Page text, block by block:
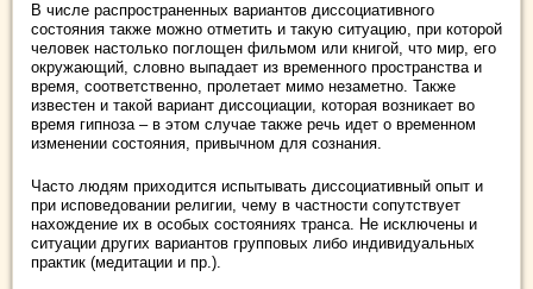
В числе распространенных вариантов диссоциативного
состояния также можно отметить и такую ситуацию, при которой
человек настолько поглощен фильмом или книгой, что мир, его
окружающий, словно выпадает из временного пространства и
время, соответственно, пролетает мимо незаметно. Также
известен и такой вариант диссоциации, которая возникает во
время гипноза – в этом случае также речь идет о временном
изменении состояния, привычном для сознания.
Часто людям приходится испытывать диссоциативный опыт и
при исповедовании религии, чему в частности сопутствует
нахождение их в особых состояниях транса. Не исключены и
ситуации других вариантов групповых либо индивидуальных
практик (медитации и пр.).